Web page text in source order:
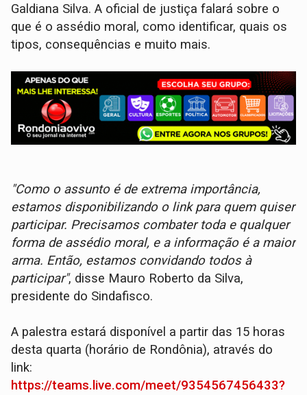
Galdiana Silva. A oficial de justiça falará sobre o
que é o assédio moral, como identificar, quais os
tipos, consequências e muito mais.
"Como o assunto é de extrema importância,
estamos disponibilizando o link para quem quiser
participar. Precisamos combater toda e qualquer
forma de assédio moral, e a informação é a maior
arma. Então, estamos convidando todos à
participar", disse Mauro Roberto da Silva,
presidente do Sindafisco.
A palestra estará disponível a partir das 15 horas
desta quarta (horário de Rondônia), através do
link:
https://teams.live.com/meet/9354567456433?